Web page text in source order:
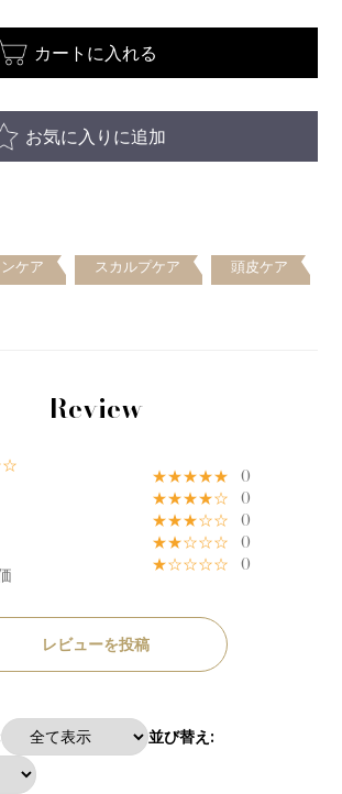
カートに入れる
お気に入りに追加
ケア スカルプケア 頭皮ケア
Review
★★★★★ 0
★★★★☆ 0
★★★☆☆ 0
★★☆☆☆ 0
★☆☆☆☆ 0
レビューを投稿
並び替え: